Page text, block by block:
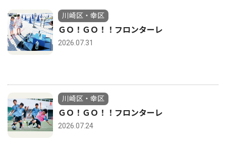
川崎区・幸区
ＧＯ！ＧＯ！！フロンターレ
2026.07.31
川崎区・幸区
ＧＯ！ＧＯ！！フロンターレ
2026.07.24